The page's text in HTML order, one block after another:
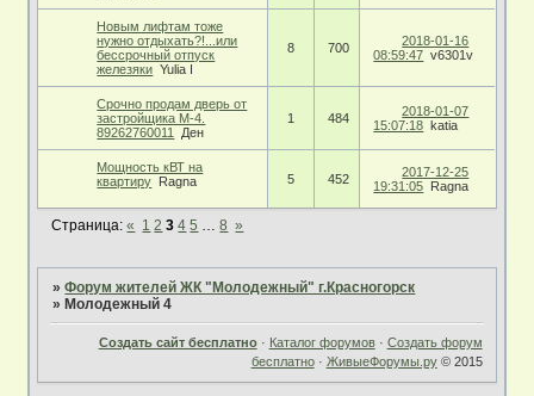
Новым лифтам тоже
нужно отдыхать?!...или
бессрочный отпуск
железяки Yulia I
8 700
2018-01-16
08:59:47 v6301v
Срочно продам дверь от
застройщика М-4.
89262760011
Ден
1 484
2018-01-07
15:07:18 katia
Мощность кВТ на
квартиру Ragna 5 452
2017-12-25
19:31:05 Ragna
Страница:« 1 2 3 4 5 8 »
»Форум жителей ЖК "Молодежный" г.Красногорск
» Молодежный 4
Создать сайт бесплатно· Каталог форумов· Создать форум
бесплатно· ЖивыеФорумы.ру© 2015